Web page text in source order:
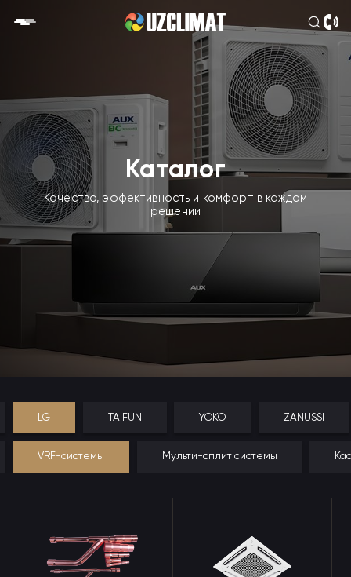
Каталог
Качество, эффективность и комфорт в каждом
решении
LG TAIFUN YOKO ZANUSSI
VRF-системы Мульти-сплит системы